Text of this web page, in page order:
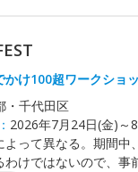
かけ100超ワークショ
・千代田区
2026年7月24日(金)～
よって異なる。期間中
わけではないので、事